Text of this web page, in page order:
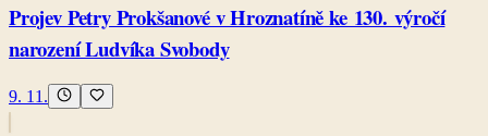
Projev Petry Prokšanové v Hroznatíně ke 130. výročí
narození Ludvíka Svobody
9. 11.